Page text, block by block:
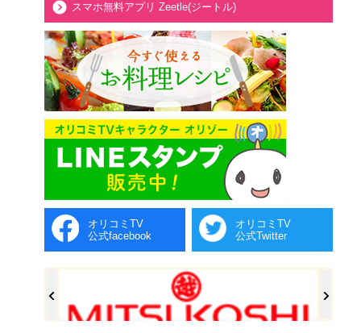
スマホ無料アプリ Zeetle(ジートル)
オリコミTV
公式facebook
オリコミTV
公式Twitter